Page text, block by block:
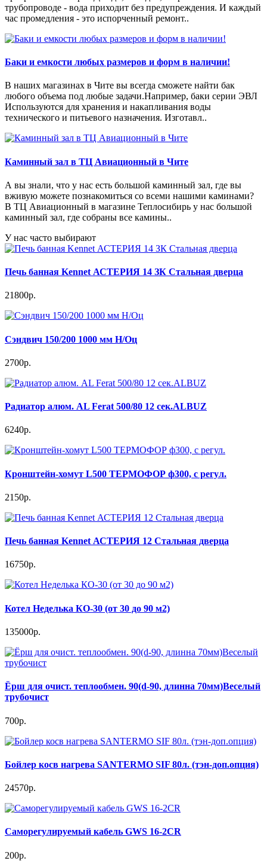
трубопроводе - вода приходит без предупреждения. И каждый
час промедления - это испорченный ремонт..
Баки и емкости любых размеров и форм в наличии!
В наших магазинах в Чите вы всегда сможете найти бак
любого объема под любые задачи.Например, баки серии ЭВЛ
Используются для хранения и накапливания воды
технического и питьевого назначения. Изготавл..
Каминный зал в ТЦ Авиационный в Чите
А вы знали, что у нас есть большой каминный зал, где вы
вживую можете познакомиться со всеми нашими каминами?
В ТЦ Авиационный в магазине Теплосибирь у нас большой
каминный зал, где собраны все камины..
У нас часто выбирают
Печь банная Kennet АСТЕРИЯ 14 ЗК Стальная дверца
21800р.
Сэндвич 150/200 1000 мм Н/Оц
2700р.
Радиатор алюм. AL Ferat 500/80 12 сек.ALBUZ
6240р.
Кронштейн-хомут L500 ТЕРМОФОР ф300, с регул.
2150р.
Печь банная Kennet АСТЕРИЯ 12 Стальная дверца
16750р.
Котел Неделька КО-30 (от 30 до 90 м2)
135000р.
Ёрш для очист. теплообмен. 90(d-90, длинна 70мм)Веселый
трубочист
700р.
Бойлер косв нагрева SANTERMO SIF 80л. (тэн-доп.опция)
24570р.
Саморегулируемый кабель GWS 16-2CR
200р.